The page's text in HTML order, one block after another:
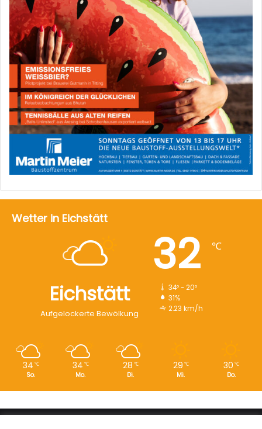
Wetter in Eichstätt
Eichstätt
Aufgelockerte Bewölkung
32 ℃
34º - 20º
31%
2.23 km/h
34 ℃
So.
34 ℃
Mo.
28 ℃
Di.
29 ℃
Mi.
30 ℃
Do.